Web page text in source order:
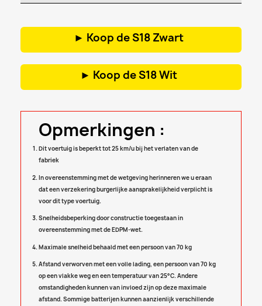
► Koop de S18 Zwart
► Koop de S18 Wit
Opmerkingen :
Dit voertuig is beperkt tot 25 km/u bij het verlaten van de
fabriek
In overeenstemming met de wetgeving herinneren we u eraan
dat een verzekering burgerlijke aansprakelijkheid verplicht is
voor dit type voertuig.
Snelheidsbeperking door constructie toegestaan in
overeenstemming met de EDPM-wet.
Maximale snelheid behaald met een persoon van 70 kg
Afstand verworven met een volle lading, een persoon van 70 kg
op een vlakke weg en een temperatuur van 25°C. Andere
omstandigheden kunnen van invloed zijn op deze maximale
afstand. Sommige batterijen kunnen aanzienlijk verschillende